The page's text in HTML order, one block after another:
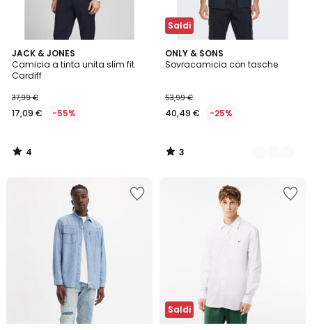
JACK & JONES
Camicia a tinta unita slim fit
Cardiff
37,99 €
17,09 € -55%
4
/
5
4
/
Saldi
ONLY & SONS
Sovracamicia con tasche
53,99 €
40,49 € -25%
3
/
2
Colori
3
/
Saldi